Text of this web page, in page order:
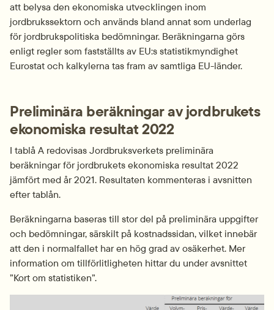
att belysa den ekonomiska utvecklingen inom
jordbrukssektorn och används bland annat som underlag
för jordbrukspolitiska bedömningar. Beräkningarna görs
enligt regler som fastställts av EU:s statistikmyndighet
Eurostat och kalkylerna tas fram av samtliga EU-länder.
Preliminära beräkningar av jordbrukets
ekonomiska resultat 2022
I tablå A redovisas Jordbruksverkets preliminära
beräkningar för jordbrukets ekonomiska resultat 2022
jämfört med år 2021. Resultaten kommenteras i avsnitten
efter tablån.
Beräkningarna baseras till stor del på preliminära uppgifter
och bedömningar, särskilt på kostnadssidan, vilket innebär
att den i normalfallet har en hög grad av osäkerhet. Mer
information om tillförlitligheten hittar du under avsnittet
”Kort om statistiken”.